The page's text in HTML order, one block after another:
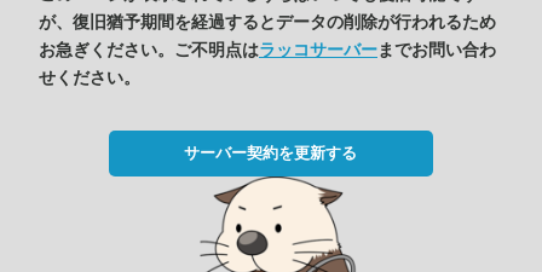
が、復旧猶予期間を経過するとデータの削除が行われるため
お急ぎください。ご不明点はラッコサーバーまでお問い合わ
せください。
サーバー契約を更新する